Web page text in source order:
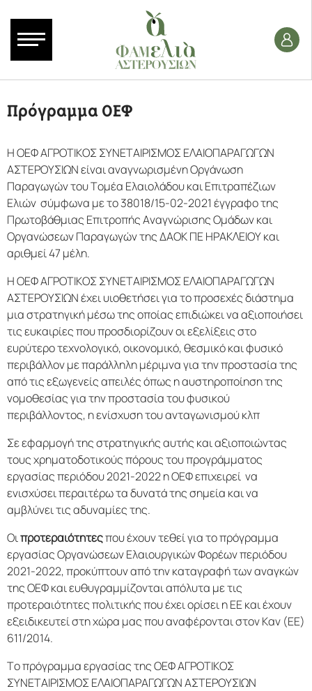
Πρόγραμμα ΟΕΦ
Η ΟΕΦ ΑΓΡΟΤΙΚΟΣ ΣΥΝΕΤΑΙΡΙΣΜΟΣ ΕΛΑΙΟΠΑΡΑΓΩΓΩΝ
ΑΣΤΕΡΟΥΣΙΩΝ είναι αναγνωρισμένη Οργάνωση
Παραγωγών του Τομέα Ελαιολάδου και Επιτραπέζιων
Ελιών σύμφωνα με το 38018/15-02-2021 έγγραφο της
Πρωτοβάθμιας Επιτροπής Αναγνώρισης Ομάδων και
Οργανώσεων Παραγωγών της ΔΑΟΚ ΠΕ ΗΡΑΚΛΕΙΟΥ και
αριθμεί 47 μέλη.
Η ΟΕΦ ΑΓΡΟΤΙΚΟΣ ΣΥΝΕΤΑΙΡΙΣΜΟΣ ΕΛΑΙΟΠΑΡΑΓΩΓΩΝ
ΑΣΤΕΡΟΥΣΙΩΝ έχει υιοθετήσει για το προσεχές διάστημα
μια στρατηγική μέσω της οποίας επιδιώκει να αξιοποιήσει
τις ευκαιρίες που προσδιορίζουν οι εξελίξεις στο
ευρύτερο τεχνολογικό, οικονομικό, θεσμικό και φυσικό
περιβάλλον με παράλληλη μέριμνα για την προστασία της
από τις εξωγενείς απειλές όπως η αυστηροποίηση της
νομοθεσίας για την προστασία του φυσικού
περιβάλλοντος, η ενίσχυση του ανταγωνισμού κλπ
Σε εφαρμογή της στρατηγικής αυτής και αξιοποιώντας
τους χρηματοδοτικούς πόρους του προγράμματος
εργασίας περιόδου 2021-2022 η ΟΕΦ επιχειρεί να
ενισχύσει περαιτέρω τα δυνατά της σημεία και να
αμβλύνει τις αδυναμίες της.
Οιπροτεραιότητεςπου έχουν τεθεί για το πρόγραμμα
εργασίας Οργανώσεων Ελαιουργικών Φορέων περιόδου
2021-2022, προκύπτουν από την καταγραφή των αναγκών
της ΟΕΦ και ευθυγραμμίζονται απόλυτα με τις
προτεραιότητες πολιτικής που έχει ορίσει η ΕΕ και έχουν
εξειδικευτεί στη χώρα μας που αναφέρονται στον Καν (ΕΕ)
611/2014.
Το πρόγραμμα εργασίας της ΟΕΦ ΑΓΡΟΤΙΚΟΣ
ΣΥΝΕΤΑΙΡΙΣΜΟΣ ΕΛΑΙΟΠΑΡΑΓΩΓΩΝ ΑΣΤΕΡΟΥΣΙΩΝ